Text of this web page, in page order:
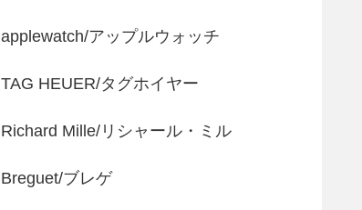
applewatch/アップルウォッチ
TAG HEUER/タグホイヤー
Richard Mille/リシャール・ミル
Breguet/ブレゲ